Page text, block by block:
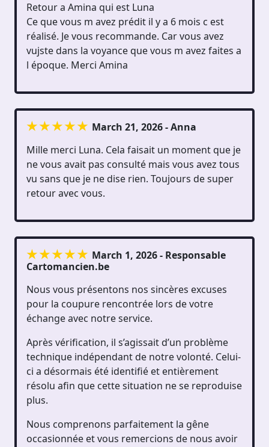
Retour a Amina qui est Luna
Ce que vous m avez prédit il y a 6 mois c est
réalisé. Je vous recommande. Car vous avez
vujste dans la voyance que vous m avez faites a
l époque. Merci Amina
March 21, 2026 - Anna
Mille merci Luna. Cela faisait un moment que je
ne vous avait pas consulté mais vous avez tous
vu sans que je ne dise rien. Toujours de super
retour avec vous.
March 1, 2026 - Responsable
Cartomancien.be
Nous vous présentons nos sincères excuses
pour la coupure rencontrée lors de votre
échange avec notre service.
Après vérification, il s’agissait d’un problème
technique indépendant de notre volonté. Celui-
ci a désormais été identifié et entièrement
résolu afin que cette situation ne se reproduise
plus.
Nous comprenons parfaitement la gêne
occasionnée et vous remercions de nous avoir